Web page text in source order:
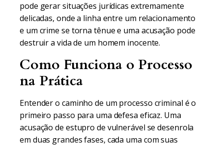
pode gerar situações jurídicas extremamente
delicadas, onde a linha entre um relacionamento
e um crime se torna tênue e uma acusação pode
destruir a vida de um homem inocente.
Como Funciona o Processo
na Prática
Entender o caminho de um processo criminal é o
primeiro passo para uma defesa eficaz. Uma
acusação de estupro de vulnerável se desenrola
em duas grandes fases, cada uma com suas